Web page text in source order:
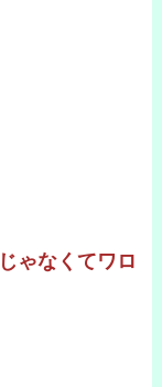
ゃなくてワロ